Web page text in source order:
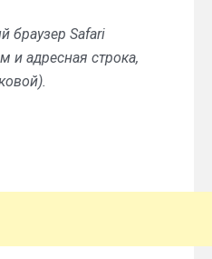
браузер Safari
и адресная строка,